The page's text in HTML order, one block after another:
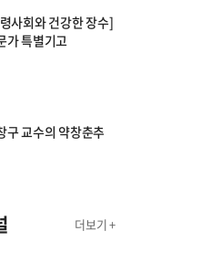
사회와 건강한 장수]
가 특별기고
구 교수의 약창춘추
더보기 +